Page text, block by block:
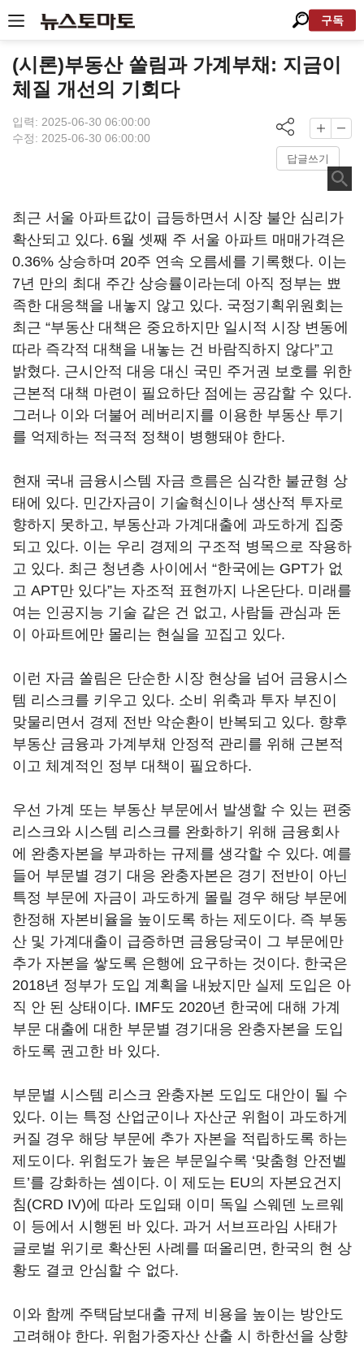
구독
(시론)부동산 쏠림과 가계부채: 지금이
체질 개선의 기회다
입력: 2025-06-30 06:00:00
수정: 2025-06-30 06:00:00
답글쓰기
최근 서울 아파트값이 급등하면서 시장 불안 심리가
확산되고 있다. 6월 셋째 주 서울 아파트 매매가격은
0.36% 상승하며 20주 연속 오름세를 기록했다. 이는
7년 만의 최대 주간 상승률이라는데 아직 정부는 뾰
족한 대응책을 내놓지 않고 있다. 국정기획위원회는
최근 “부동산 대책은 중요하지만 일시적 시장 변동에
따라 즉각적 대책을 내놓는 건 바람직하지 않다”고
밝혔다. 근시안적 대응 대신 국민 주거권 보호를 위한
근본적 대책 마련이 필요하단 점에는 공감할 수 있다.
그러나 이와 더불어 레버리지를 이용한 부동산 투기
를 억제하는 적극적 정책이 병행돼야 한다.
현재 국내 금융시스템 자금 흐름은 심각한 불균형 상
태에 있다. 민간자금이 기술혁신이나 생산적 투자로
향하지 못하고, 부동산과 가계대출에 과도하게 집중
되고 있다. 이는 우리 경제의 구조적 병목으로 작용하
고 있다. 최근 청년층 사이에서 “한국에는 GPT가 없
고 APT만 있다”는 자조적 표현까지 나온단다. 미래를
여는 인공지능 기술 같은 건 없고, 사람들 관심과 돈
이 아파트에만 몰리는 현실을 꼬집고 있다.
이런 자금 쏠림은 단순한 시장 현상을 넘어 금융시스
템 리스크를 키우고 있다. 소비 위축과 투자 부진이
맞물리면서 경제 전반 악순환이 반복되고 있다. 향후
부동산 금융과 가계부채 안정적 관리를 위해 근본적
이고 체계적인 정부 대책이 필요하다.
우선 가계 또는 부동산 부문에서 발생할 수 있는 편중
리스크와 시스템 리스크를 완화하기 위해 금융회사
에 완충자본을 부과하는 규제를 생각할 수 있다. 예를
들어 부문별 경기 대응 완충자본은 경기 전반이 아닌
특정 부문에 자금이 과도하게 몰릴 경우 해당 부문에
한정해 자본비율을 높이도록 하는 제도이다. 즉 부동
산 및 가계대출이 급증하면 금융당국이 그 부문에만
추가 자본을 쌓도록 은행에 요구하는 것이다. 한국은
2018년 정부가 도입 계획을 내놨지만 실제 도입은 아
직 안 된 상태이다. IMF도 2020년 한국에 대해 가계
부문 대출에 대한 부문별 경기대응 완충자본을 도입
하도록 권고한 바 있다.
부문별 시스템 리스크 완충자본 도입도 대안이 될 수
있다. 이는 특정 산업군이나 자산군 위험이 과도하게
커질 경우 해당 부문에 추가 자본을 적립하도록 하는
제도이다. 위험도가 높은 부문일수록 ‘맞춤형 안전벨
트’를 강화하는 셈이다. 이 제도는 EU의 자본요건지
침(CRD IV)에 따라 도입돼 이미 독일 스웨덴 노르웨
이 등에서 시행된 바 있다. 과거 서브프라임 사태가
글로벌 위기로 확산된 사례를 떠올리면, 한국의 현 상
황도 결코 안심할 수 없다.
이와 함께 주택담보대출 규제 비용을 높이는 방안도
고려해야 한다. 위험가중자산 산출 시 하한선을 상향